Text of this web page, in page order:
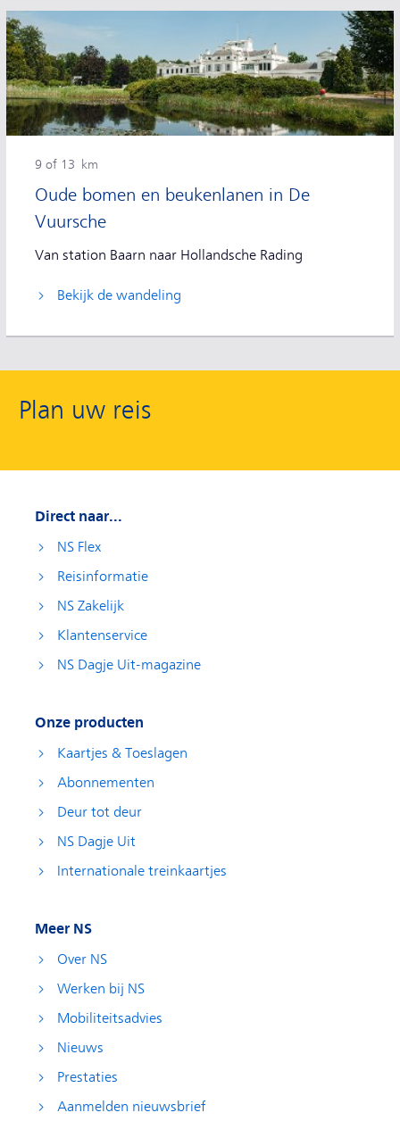
Oude bomen en beukenlanen in De
Vuursche
9 of 13 km
Van station Baarn naar Hollandsche Rading
Bekijk de wandeling
Plan uw reis
Direct naar...
NS Flex
Reisinformatie
NS Zakelijk
Klantenservice
NS Dagje Uit-magazine
Onze producten
Kaartjes & Toeslagen
Abonnementen
Deur tot deur
NS Dagje Uit
Internationale treinkaartjes
Meer NS
Over NS
Werken bij NS
Mobiliteitsadvies
Nieuws
Prestaties
Aanmelden nieuwsbrief